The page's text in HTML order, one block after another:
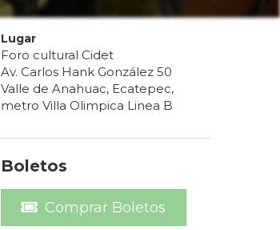
Lugar
Foro cultural Cidet
Av. Carlos Hank González 50
Valle de Anahuac, Ecatepec,
metro Villa Olimpica Linea B
Boletos
Comprar Boletos